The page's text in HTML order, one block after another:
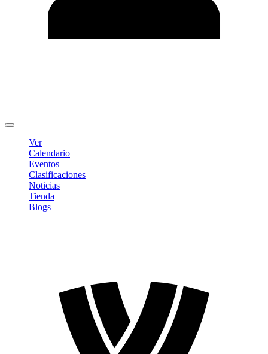
Ver
Calendario
Eventos
Clasificaciones
Noticias
Tienda
Blogs